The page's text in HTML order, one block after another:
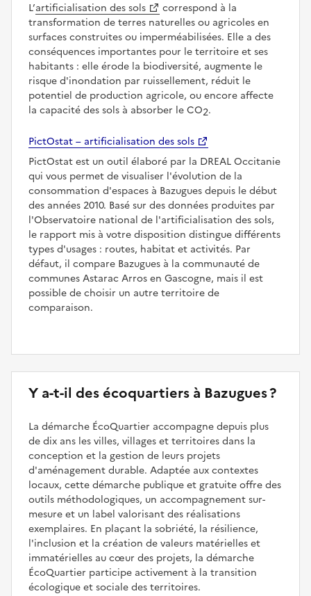
L’artificialisation des sols
correspond à la
transformation de terres naturelles ou agricoles en
surfaces construites ou imperméabilisées. Elle a des
conséquences importantes pour le territoire et ses
habitants : elle érode la biodiversité, augmente le
risque d'inondation par ruissellement, réduit le
potentiel de production agricole, ou encore affecte
la capacité des sols à absorber le CO2.
PictOstat – artificialisation des sols
PictOstat est un outil élaboré par la DREAL Occitanie
qui vous permet de visualiser l'évolution de la
consommation d'espaces à Bazugues depuis le début
des années 2010. Basé sur des données produites par
l'Observatoire national de l'artificialisation des sols,
le rapport mis à votre disposition distingue différents
types d'usages : routes, habitat et activités. Par
défaut, il compare Bazugues à la communauté de
communes Astarac Arros en Gascogne, mais il est
possible de choisir un autre territoire de
comparaison.
Y a-t-il des écoquartiers à Bazugues ?
La démarche ÉcoQuartier accompagne depuis plus
de dix ans les villes, villages et territoires dans la
conception et la gestion de leurs projets
d'aménagement durable. Adaptée aux contextes
locaux, cette démarche publique et gratuite offre des
outils méthodologiques, un accompagnement sur-
mesure et un label valorisant des réalisations
exemplaires. En plaçant la sobriété, la résilience,
l'inclusion et la création de valeurs matérielles et
immatérielles au cœur des projets, la démarche
ÉcoQuartier participe activement à la transition
écologique et sociale des territoires.